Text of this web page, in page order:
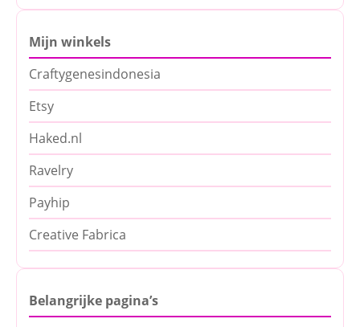
Mijn winkels
Craftygenesindonesia
Etsy
Haked.nl
Ravelry
Payhip
Creative Fabrica
Belangrijke pagina’s